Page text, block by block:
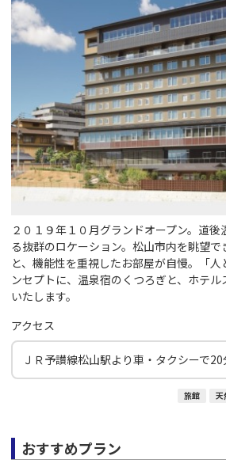
２０１９年１０月グランドオープン。道
る抜群のロケーション。松山市内を眺望
と、機能性を重視したお部屋が自慢。「
ンセプトに、温泉宿のくつろぎと、ホテ
いたします。
アクセス
ＪＲ予讃線松山駅より車・タクシーで20
旅館 天
おすすめプラン